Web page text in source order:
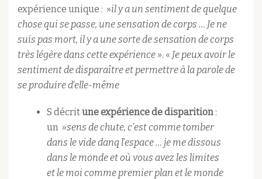
expérience unique : »il y a un sentiment de quelque
chose qui se passe, une sensation de corps … Je ne
suis pas mort, il y a une sorte de sensation de corps
très légère dans cette expérience ». « Je peux avoir le
sentiment de disparaître et permettre à la parole de
se produire d’elle-même
S décritune expérience de disparition :
un »sens de chute, c’est comme tomber
dans le vide danq l’espace … je me dissous
dans le monde et où vous avez les limites
et le moi comme premier plan et le monde